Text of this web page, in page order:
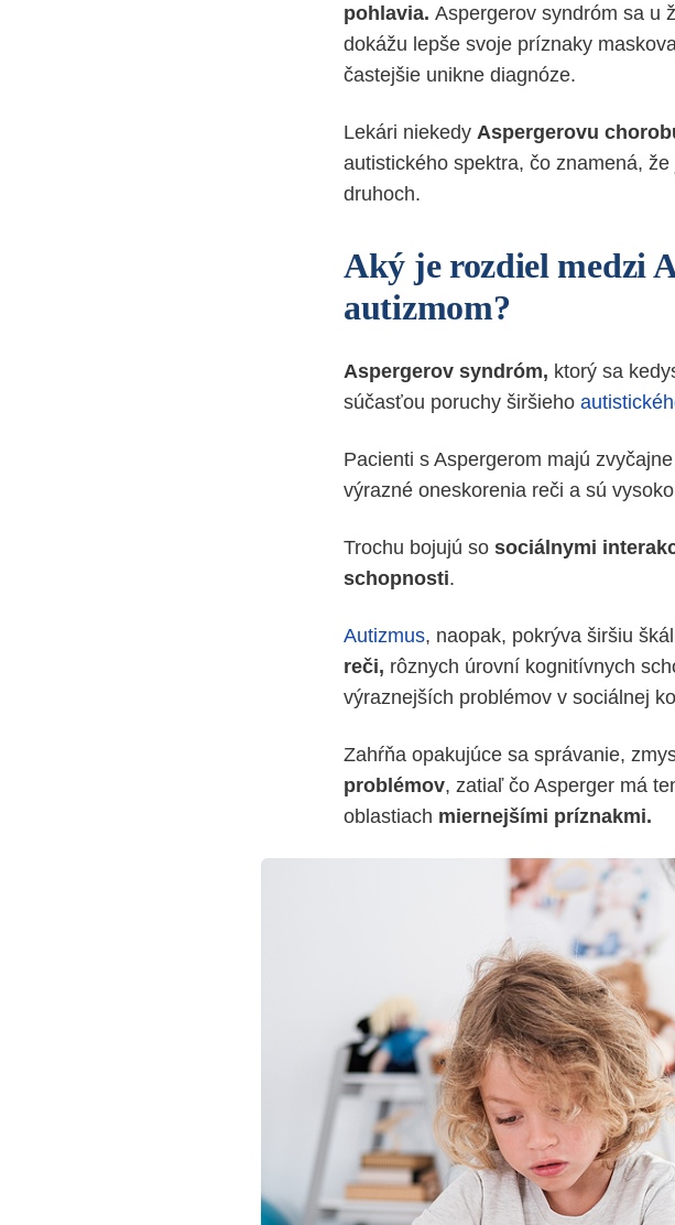
pohlavia. Aspergerov syndróm sa u
dokážu lepše svoje príznaky
častejšie unikne diagnóze.
Lekári niekedy Aspergerovu
autistického spektra, čo znamená, že
druhoch.
Aký je rozdiel medzi
autizmom?
Aspergerov syndróm, ktorý sa
súčasťou poruchy širšieho
Pacienti s Aspergerom majú zvyčajne
výrazné oneskorenia reči a sú
Trochu bojujú so sociálnymi
schopnosti.
Autizmus, naopak, pokrýva širšiu
reči, rôznych úrovní kognitívnych
výraznejších problémov v sociálnej
Zahŕňa opakujúce sa správanie,
problémov, zatiaľ čo Asperger má
oblastiach miernejšími príznakmi.